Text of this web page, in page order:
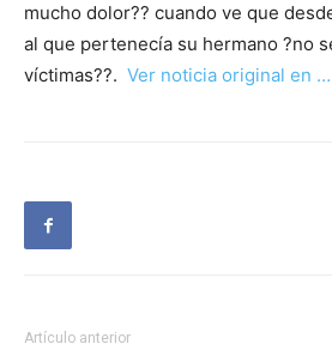
mucho dolor?? cuando ve que
al que pertenecía su hermano ?no
víctimas??. Ver noticia original en …
Artículo anterior